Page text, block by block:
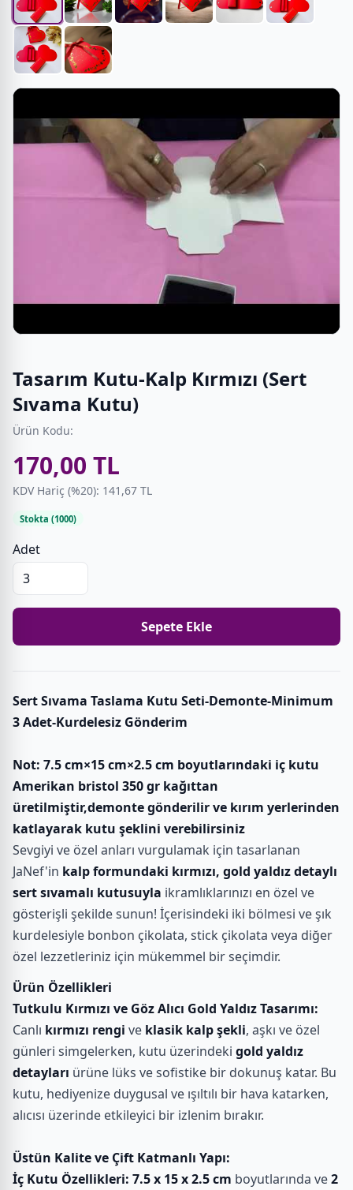
Tasarım Kutu-Kalp Kırmızı (Sert
Sıvama Kutu)
Ürün Kodu:
170,00 TL
KDV Hariç (%20): 141,67 TL
Stokta (1000)
Adet
Sepete Ekle
Sert Sıvama Taslama Kutu Seti-Demonte-Minimum
3 Adet-Kurdelesiz Gönderim
Not: 7.5 cm×15 cm×2.5 cm boyutlarındaki iç kutu
Amerikan bristol 350 gr kağıttan
üretilmiştir,demonte gönderilir ve kırım yerlerinden
katlayarak kutu şeklini verebilirsiniz
Sevgiyi ve özel anları vurgulamak için tasarlanan
JaNef'in kalp formundaki kırmızı, gold yaldız detaylı
sert sıvamalı kutusuyla ikramlıklarınızı en özel ve
gösterişli şekilde sunun! İçerisindeki iki bölmesi ve şık
kurdelesiyle bonbon çikolata, stick çikolata veya diğer
özel lezzetleriniz için mükemmel bir seçimdir.
Ürün Özellikleri
Tutkulu Kırmızı ve Göz Alıcı Gold Yaldız Tasarımı:
Canlı kırmızı rengi ve klasik kalp şekli, aşkı ve özel
günleri simgelerken, kutu üzerindeki gold yaldız
detayları ürüne lüks ve sofistike bir dokunuş katar. Bu
kutu, hediyenize duygusal ve ışıltılı bir hava katarken,
alıcısı üzerinde etkileyici bir izlenim bırakır.
Üstün Kalite ve Çift Katmanlı Yapı:
İç Kutu Özellikleri: 7.5 x 15 x 2.5 cm boyutlarında ve2